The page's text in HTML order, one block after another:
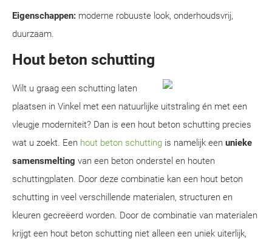
Eigenschappen: moderne robuuste look, onderhoudsvrij,
duurzaam.
Hout beton schutting
Wilt u graag een schutting laten
plaatsen in Vinkel met een natuurlijke uitstraling én met een
vleugje moderniteit? Dan is een hout beton schutting precies
wat u zoekt. Een hout beton schutting is namelijk een unieke
samensmelting van een beton onderstel en houten
schuttingplaten. Door deze combinatie kan een hout beton
schutting in veel verschillende materialen, structuren en
kleuren gecreëerd worden. Door de combinatie van materialen
krijgt een hout beton schutting niet alleen een uniek uiterlijk,